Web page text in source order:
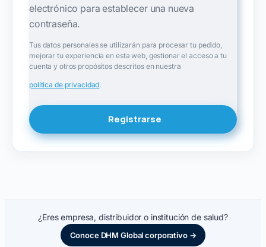
electrónico para establecer una nueva
contraseña.
Tus datos personales se utilizarán para procesar tu pedido,
mejorar tu experiencia en esta web, gestionar el acceso a tu
cuenta y otros propósitos descritos en nuestra
política de privacidad.
Registrarse
¿Eres empresa, distribuidor o institución de salud?
Conoce DHM Global corporativo →